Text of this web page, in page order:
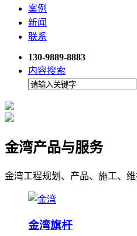
案例
新闻
联系
130-9889-8883
内容搜索
金湾产品与服务
金湾工程规划、产品、施工、
金湾旗杆